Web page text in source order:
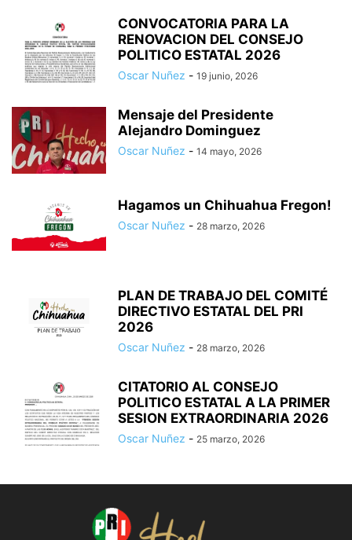
CONVOCATORIA PARA LA
RENOVACION DEL CONSEJO
POLITICO ESTATAL 2026
Oscar Nuñez - 19 junio, 2026
Mensaje del Presidente
Alejandro Dominguez
Oscar Nuñez - 14 mayo, 2026
Hagamos un Chihuahua Fregon!
Oscar Nuñez - 28 marzo, 2026
PLAN DE TRABAJO DEL COMITÉ
DIRECTIVO ESTATAL DEL PRI
2026
Oscar Nuñez - 28 marzo, 2026
CITATORIO AL CONSEJO
POLITICO ESTATAL A LA PRIMER
SESION EXTRAORDINARIA 2026
Oscar Nuñez - 25 marzo, 2026